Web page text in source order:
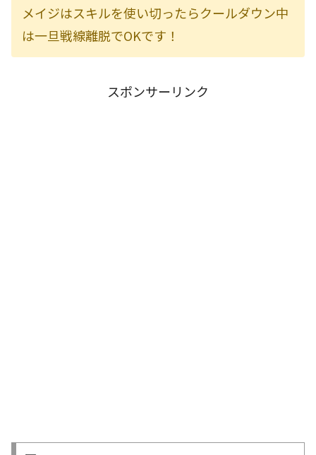
メイジはスキルを使い切ったらクールダウン中
は一旦戦線離脱でOKです！
スポンサーリンク